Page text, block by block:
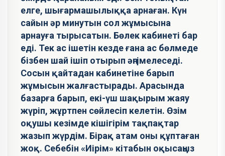
елге, шығармашылыққа арнаған. Күн
сайын әр минутын сол жұмысына
арнауға тырысатын. Бөлек кабинеті бар
еді. Тек ас ішетін кезде ғана ас бөлмеде
бізбен шай ішіп отырып әңгімелеседі.
Сосын қайтадан кабинетіне барып
жұмысын жалғастырады. Арасында
базарға барып, екі-үш шақырым жаяу
жүріп, жұртпен сөйлесіп келетін. Өзім
оқушы кезімде кішігірім тақпақтар
жазып жүрдім. Бірақ атам оны құптаған
жоқ. Себебін «Иірім» кітабын оқысаңыз